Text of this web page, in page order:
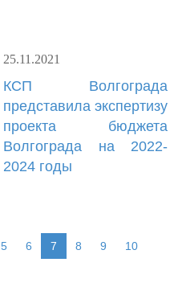
25.11.2021
КСП Волгограда
представила экспертизу
проекта бюджета
Волгограда на 2022-
2024 годы
5 6 7 8 9
10